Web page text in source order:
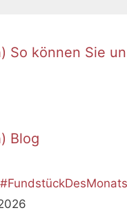
So können Sie
Blog